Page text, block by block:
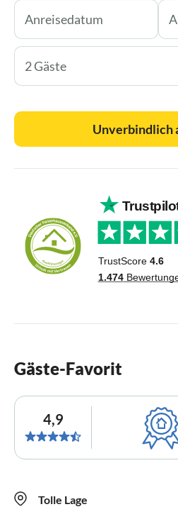
2 Gäste
Unverbindlich
Gäste-Favorit
4,9
Tolle Lage